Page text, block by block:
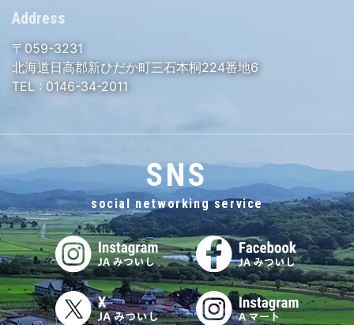
Address
〒059-3231
北海道日高郡新ひだか町三石本桐224番地6
TEL : 0146-34-2011
SNS
social networking service